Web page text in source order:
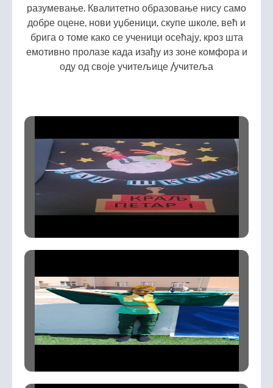
разумевање. Квалитетно образовање нису само
добре оцене, нови уџбеници, скупе школе, већ и
брига о томе како се ученици осећају, кроз шта
емотивно пролазе када изађу из зоне комфора и
оду од своје учитељице /учитеља